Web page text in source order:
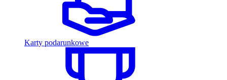
Karty podarunkowe